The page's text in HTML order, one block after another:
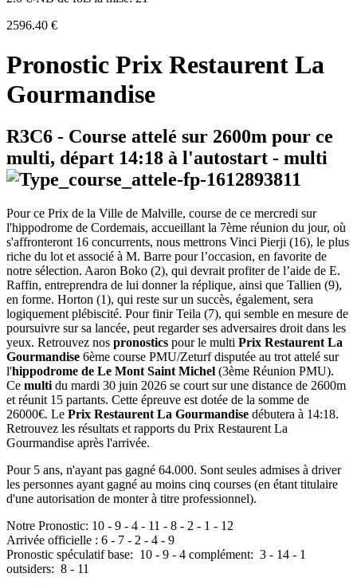
2596.40 €
Pronostic Prix Restaurent La
Gourmandise
R3C6 - Course attelé sur 2600m pour ce
multi, départ 14:18 à l'autostart - multi
Pour ce Prix de la Ville de Malville, course de ce mercredi sur
l'hippodrome de Cordemais, accueillant la 7ème réunion du jour, où
s'affronteront 16 concurrents, nous mettrons Vinci Pierji (16), le plus
riche du lot et associé à M. Barre pour l’occasion, en favorite de
notre sélection. Aaron Boko (2), qui devrait profiter de l’aide de E.
Raffin, entreprendra de lui donner la réplique, ainsi que Tallien (9),
en forme. Horton (1), qui reste sur un succès, également, sera
logiquement plébiscité. Pour finir Teila (7), qui semble en mesure de
poursuivre sur sa lancée, peut regarder ses adversaires droit dans les
yeux. Retrouvez nos pronostics pour le multi Prix Restaurent La
Gourmandise 6ème course PMU/Zeturf disputée au trot attelé sur
l'hippodrome de Le Mont Saint Michel (3ème Réunion PMU).
Ce multi du mardi 30 juin 2026 se court sur une distance de 2600m
et réunit 15 partants. Cette épreuve est dotée de la somme de
26000€. Le Prix Restaurent La Gourmandise débutera à 14:18.
Retrouvez les résultats et rapports du Prix Restaurent La
Gourmandise après l'arrivée.
Pour 5 ans, n'ayant pas gagné 64.000. Sont seules admises à driver
les personnes ayant gagné au moins cinq courses (en étant titulaire
d'une autorisation de monter à titre professionnel).
Notre Pronostic: 10 - 9 - 4 - 11 - 8 - 2 - 1 - 12
Arrivée officielle : 6 - 7 - 2 - 4 - 9
Pronostic spéculatif base: 10 - 9 - 4 complément: 3 - 14 - 1
outsiders: 8 - 11